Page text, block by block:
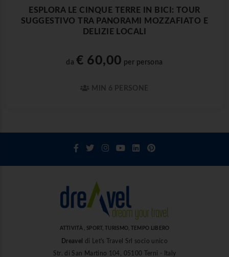
ESPLORA LE CINQUE TERRE IN BICI: TOUR
SUGGESTIVO TRA PANORAMI MOZZAFIATO E
DELIZIE LOCALI
da € 60,00 per persona
MIN 6 PERSONE
ATTIVITÀ , SPORT, TURISMO, TEMPO LIBERO
Dreavel
di Let's Travel Srl socio unico
Str. di San Martino 104, 05100 Terni - Italy